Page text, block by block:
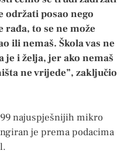
održati posao nego
rađa, to se ne može
ili nemaš. Škola vas ne
i želja, jer ako nemaš
ne vrijede”, zaključio
najuspješnijih mikro
je prema podacima